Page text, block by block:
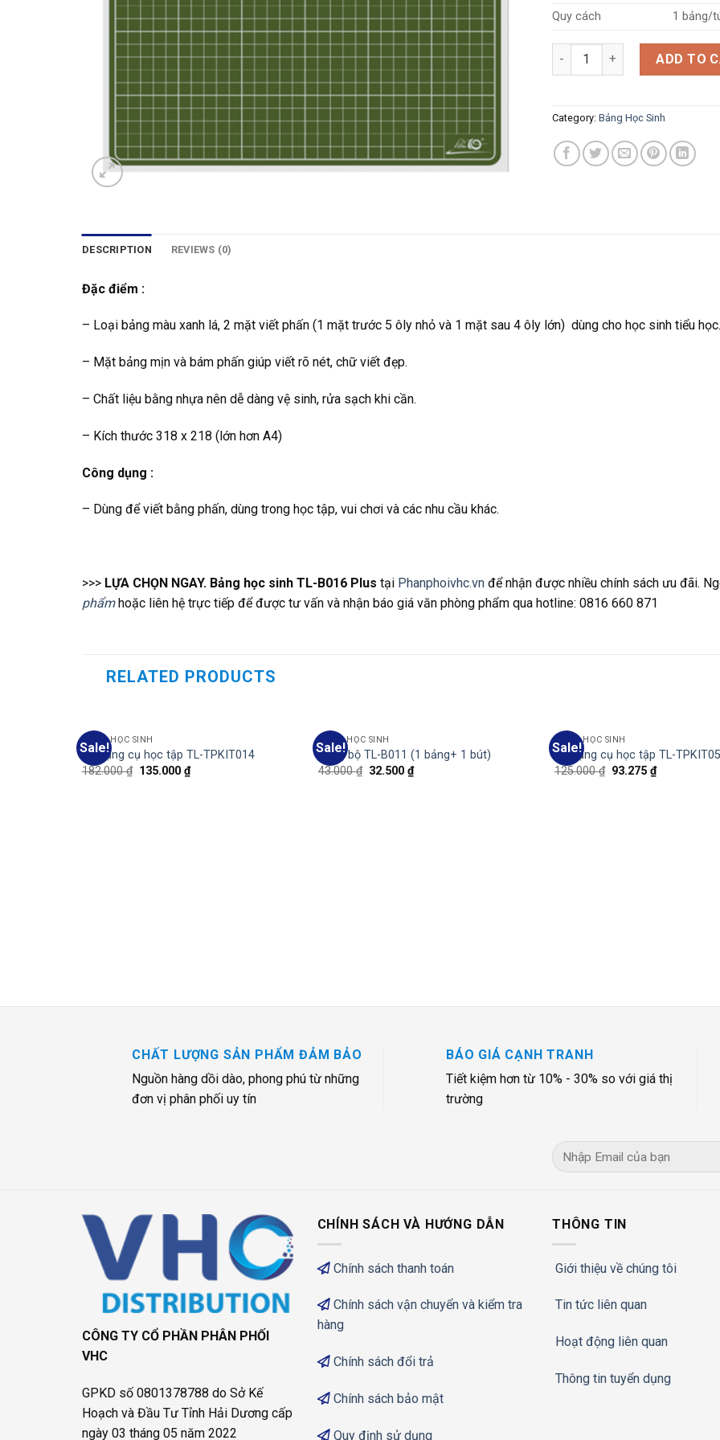
Quy cách
1 bảng/
Bảng học sinh TL-B016 Plus
ADD TO
Category: Bảng Học Sinh
DESCRIPTION REVIEWS (0)
Đặc điểm :
– Loại bảng màu xanh lá, 2 mặt viết phấn (1 mặt trước 5 ôly nhỏ và 1 mặt sau 4 ôly lớn) dùng cho học sinh tiểu học.
– Mặt bảng mịn và bám phấn giúp viết rõ nét, chữ viết đẹp.
– Chất liệu bằng nhựa nên dễ dàng vệ sinh, rửa sạch khi cần.
– Kích thước 318 x 218 (lớn hơn A4)
Công dụng :
– Dùng để viết bằng phấn, dùng trong học tập, vui chơi và các nhu cầu khác.
>>> LỰA CHỌN NGAY. Bảng học sinh TL-B016 Plus tại Phanphoivhc.vn để nhận được nhiều chính sách ưu đãi.
phẩm hoặc liên hệ trực tiếp để được tư vấn và nhận báo giá văn phòng phẩm qua hotline: 0816 660 871
RELATED PRODUCTS
Sale!
BẢNG HỌC SINH
Bộ dụng cụ học tập TL-TPKIT014
182.000₫ 135.000₫
Sale!
BẢNG HỌC SINH
Bảng bộ TL-B011 (1 bảng+ 1 bút)
43.000₫ 32.500₫
Sale!
BẢNG HỌC SINH
Bộ dụng cụ học tập TL-TPKIT05
125.000₫ 93.275₫
CHẤT LƯỢNG SẢN PHẨM ĐẢM BẢO
Nguồn hàng dồi dào, phong phú từ những
đơn vị phân phối uy tín
BÁO GIÁ CẠNH TRANH
Tiết kiệm hơn từ 10% - 30% so với giá thị
trường
CÔNG TY CỔ PHẦN PHÂN PHỐI
VHC
GPKD số 0801378788 do Sở Kế
Hoạch và Đầu Tư Tỉnh Hải Dương cấp
ngày 03 tháng 05 năm 2022
CHÍNH SÁCH VÀ HƯỚNG DẪN
Chính sách thanh toán
Chính sách vận chuyển và kiểm tra
hàng
Chính sách đổi trả
Chính sách bảo mật
Quy định sử dụng
THÔNG TIN
Giới thiệu về chúng tôi
Tin tức liên quan
Hoạt động liên quan
Thông tin tuyển dụng